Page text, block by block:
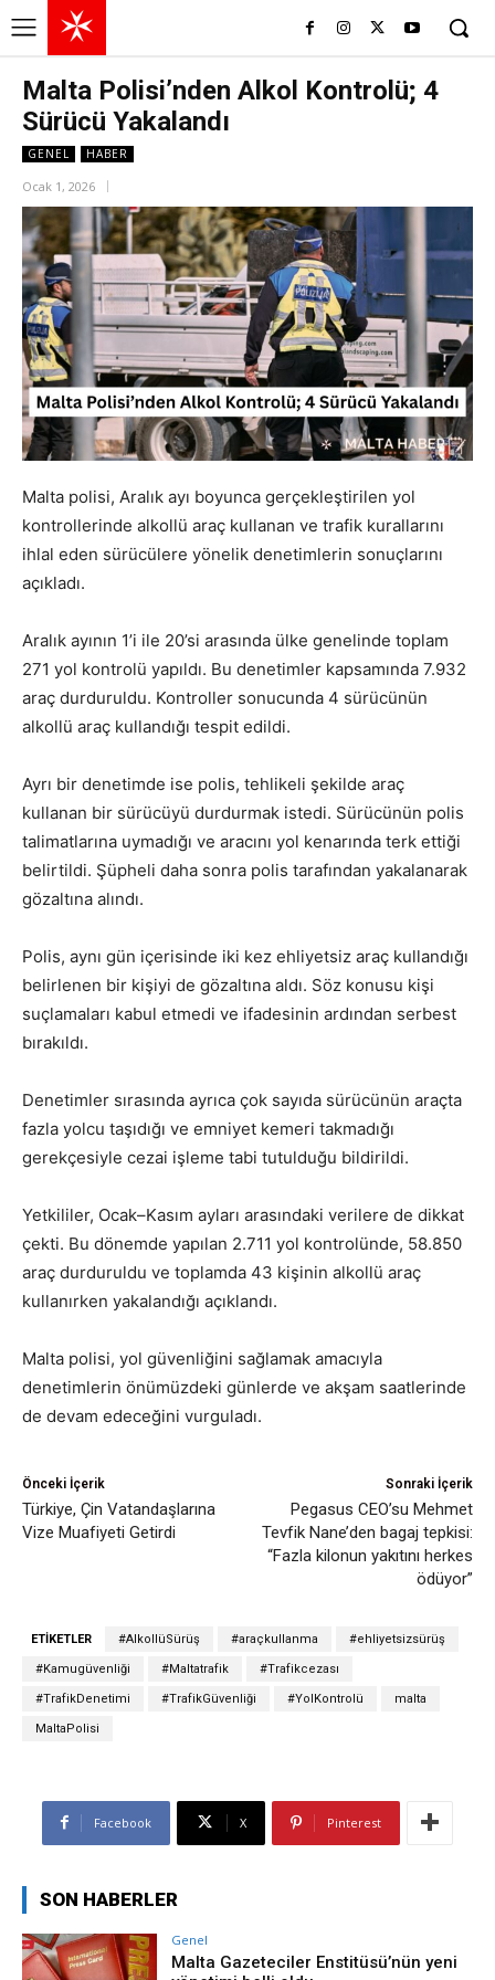
Malta Polisi’nden Alkol Kontrolü; 4
Sürücü Yakalandı
GENEL HABER
Ocak 1, 2026
Malta polisi, Aralık ayı boyunca gerçekleştirilen yol
kontrollerinde alkollü araç kullanan ve trafik kurallarını
ihlal eden sürücülere yönelik denetimlerin sonuçlarını
açıkladı.
Aralık ayının 1’i ile 20’si arasında ülke genelinde toplam
271 yol kontrolü yapıldı. Bu denetimler kapsamında 7.932
araç durduruldu. Kontroller sonucunda 4 sürücünün
alkollü araç kullandığı tespit edildi.
Ayrı bir denetimde ise polis, tehlikeli şekilde araç
kullanan bir sürücüyü durdurmak istedi. Sürücünün polis
talimatlarına uymadığı ve aracını yol kenarında terk ettiği
belirtildi. Şüpheli daha sonra polis tarafından yakalanarak
gözaltına alındı.
Polis, aynı gün içerisinde iki kez ehliyetsiz araç kullandığı
belirlenen bir kişiyi de gözaltına aldı. Söz konusu kişi
suçlamaları kabul etmedi ve ifadesinin ardından serbest
bırakıldı.
Denetimler sırasında ayrıca çok sayıda sürücünün araçta
fazla yolcu taşıdığı ve emniyet kemeri takmadığı
gerekçesiyle cezai işleme tabi tutulduğu bildirildi.
Yetkililer, Ocak–Kasım ayları arasındaki verilere de dikkat
çekti. Bu dönemde yapılan 2.711 yol kontrolünde, 58.850
araç durduruldu ve toplamda 43 kişinin alkollü araç
kullanırken yakalandığı açıklandı.
Malta polisi, yol güvenliğini sağlamak amacıyla
denetimlerin önümüzdeki günlerde ve akşam saatlerinde
de devam edeceğini vurguladı.
Önceki İçerik
Türkiye, Çin Vatandaşlarına
Vize Muafiyeti Getirdi
Sonraki İçerik
Pegasus CEO’su Mehmet
Tevfik Nane’den bagaj tepkisi:
“Fazla kilonun yakıtını herkes
ödüyor”
ETIKETLER #AlkollüSürüş #araçkullanma #ehliyetsizsürüş
#Kamugüvenliği #Maltatrafik #Trafikcezası
#TrafikDenetimi #TrafikGüvenliği #YolKontrolü malta
MaltaPolisi
Facebook X Pinterest
SON HABERLER
Genel
Malta Gazeteciler Enstitüsü’nün yeni